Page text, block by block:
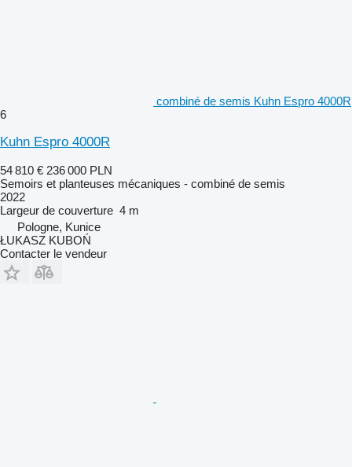
combiné de semis Kuhn Espro 4000R
6
Kuhn Espro 4000R
54 810 € 236 000 PLN
Semoirs et planteuses mécaniques - combiné de semis
2022
Largeur de couverture 4 m
Pologne, Kunice
ŁUKASZ KUBOŃ
Contacter le vendeur